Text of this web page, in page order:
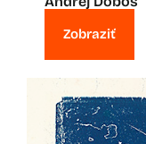
Zobraziť